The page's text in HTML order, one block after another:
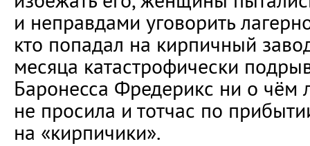
и неправдами уговорить
кто попадал на кирпичный
месяца катастрофически
Баронесса Фредерикс ни о чём
не просила и тотчас по
на «кирпичики».